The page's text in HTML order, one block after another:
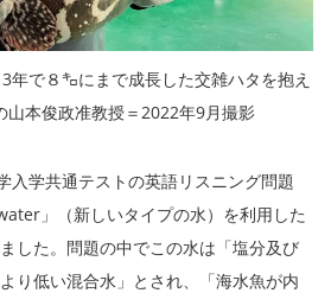
年で８㌔にまで成長した交雑ハタを抱え
山本俊政准教授＝2022年9月撮影
学共通テストの英語リスニング問題
」（新しいタイプの水）を利用した
した。問題の中でこの水は「塩分及び
り低い混合水」とされ、「海水魚が内